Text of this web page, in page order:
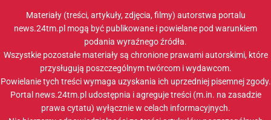
Materiały (treści, artykuły, zdjęcia, filmy) autorstwa portalu
news.24tm.pl mogą być publikowane i powielane pod warunkiem
podania wyraźnego źródła.
Wszystkie pozostałe materiały są chronione prawami autorskimi, które
przysługują poszczególnym twórcom i wydawcom.
Powielanie tych treści wymaga uzyskania ich uprzedniej pisemnej zgody.
Portal news.24tm.pl udostępnia i agreguje treści (m.in. na zasadzie
prawa cytatu) wyłącznie w celach informacyjnych.